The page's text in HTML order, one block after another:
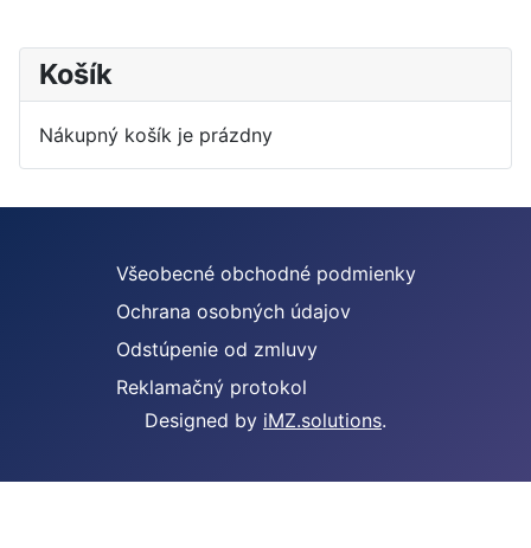
Košík
Nákupný košík je prázdny
Všeobecné obchodné podmienky
Ochrana osobných údajov
Odstúpenie od zmluvy
Reklamačný protokol
Designed by iMZ.solutions.